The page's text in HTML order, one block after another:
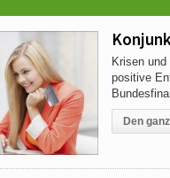
Krisen
positive
Den